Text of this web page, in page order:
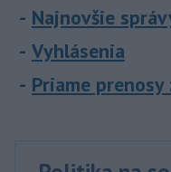
Najnovšie
Vyhlásenia
Priame prenosy